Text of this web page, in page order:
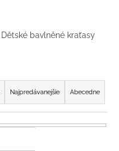
Dětské bavlněné kraťasy
Najpredávanejšie Abecedne